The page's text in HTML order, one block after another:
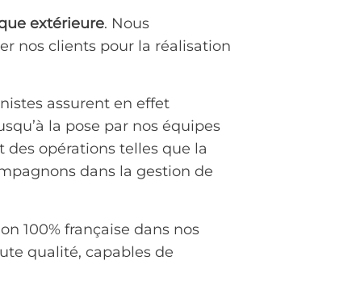
extérieure. Nous
nos clients pour la réalisation
assurent en effet
la pose par nos équipes
des opérations telles que la
dans la gestion de
100% française dans nos
qualité, capables de